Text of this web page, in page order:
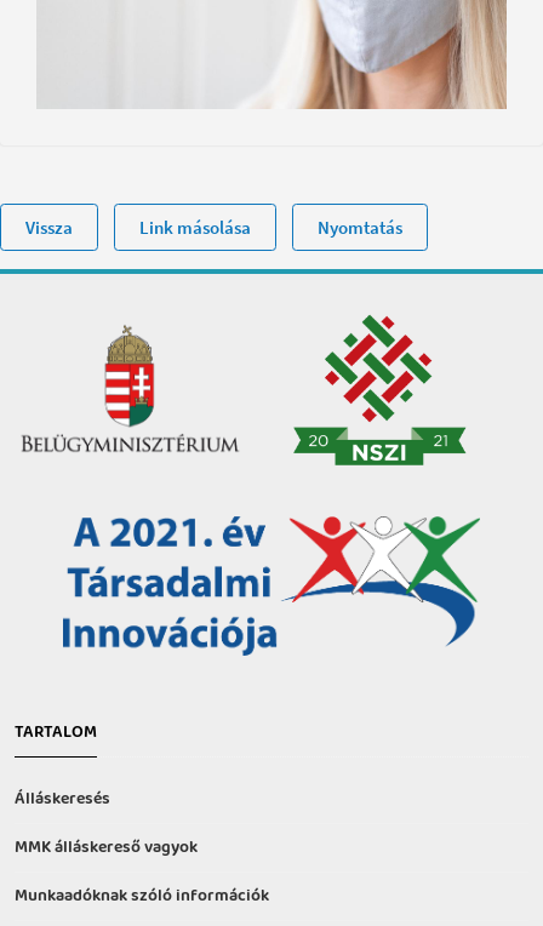
Vissza Link másolása Nyomtatás
TARTALOM
Álláskeresés
MMK álláskereső vagyok
Munkaadóknak szóló információk